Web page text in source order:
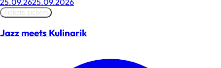
25.09.2625.09.2026
Tickets sichern
Jazz meets Kulinarik